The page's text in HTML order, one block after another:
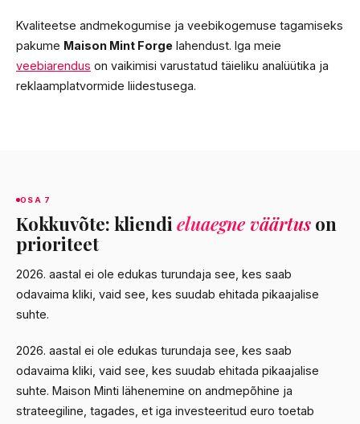
Kvaliteetse andmekogumise ja veebikogemuse tagamiseks
pakume Maison Mint Forge lahendust. Iga meie
veebiarendus on vaikimisi varustatud täieliku analüütika ja
reklaamplatvormide liidestusega.
OSA 7
Kokkuvõte: kliendi eluaegne väärtus on
prioriteet
2026. aastal ei ole edukas turundaja see, kes saab
odavaima kliki, vaid see, kes suudab ehitada pikaajalise
suhte.
2026. aastal ei ole edukas turundaja see, kes saab
odavaima kliki, vaid see, kes suudab ehitada pikaajalise
suhte. Maison Minti lähenemine on andmepõhine ja
strateegiline, tagades, et iga investeeritud euro toetab